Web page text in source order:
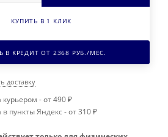
КУПИТЬ В 1 КЛИК
В КРЕДИТ ОТ 2368 РУБ./МЕС.
доставку
курьером - от 490 ₽
в пункты Яндекс - от 310 ₽